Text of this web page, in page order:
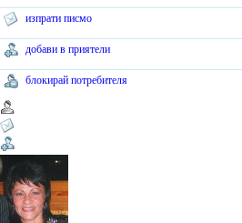
изпрати писмо
добави в приятели
блокирай потребителя